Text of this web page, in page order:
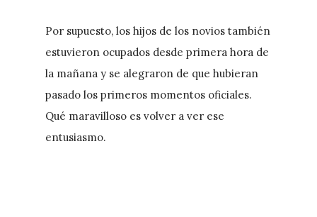
Por supuesto, los hijos de los novios también
estuvieron ocupados desde primera hora de
la mañana y se alegraron de que hubieran
pasado los primeros momentos oficiales.
Qué maravilloso es volver a ver ese
entusiasmo.